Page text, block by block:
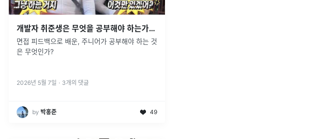
개발자 취준생은 무엇을 공부해야 하는가? (Ep. 1)
면접 피드백으로 배운, 주니어가 공부해야 하는 것
은 무엇인가?
2026년 5월 7일 · 3개의 댓글
by 박홍준 49